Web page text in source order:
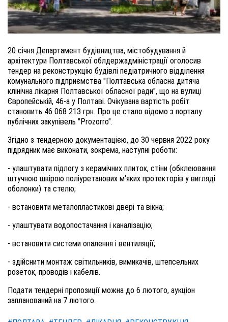
20 січня Департамент будівництва, містобудування й
архітектури Полтавської облдержадміністрації оголосив
тендер на реконструкцію будівлі педіатричного відділення
комунального підприємства "Полтавська обласна дитяча
клінічна лікарня Полтавської обласної ради", що на вулиці
Європейській, 46-а у Полтаві. Очікувана вартість робіт
становить 46 068 213 грн. Про це стало відомо з порталу
публічних закупівель "Prozorro".
Згідно з тендерною документацією, до 30 червня 2022 року
підрядник має виконати, зокрема, наступні роботи:
- улаштувати підлогу з керамічних плиток, стіни (обклеювання
штучною шкірою поліуретанових м'яких протекторів у вигляді
оболонки) та стелю;
- встановити металопластикові двері та вікна;
- улаштувати водопостачання і каналізацію;
- встановити системи опалення і вентиляції;
- здійснити монтаж світильників, вимикачів, штепсельних
розеток, проводів і кабелів.
Подати тендерні пропозиції можна до 6 лютого, аукціон
запланований на 7 лютого.